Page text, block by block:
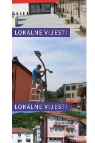
LOKALNE VIJESTI
LOKALNE VIJESTI